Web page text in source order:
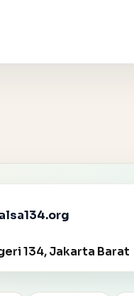
134, Jakarta Barat